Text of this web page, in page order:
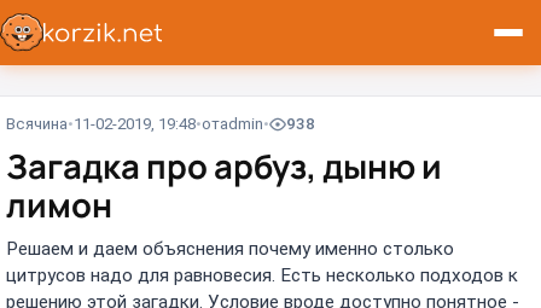
Всячина 11-02-2019, 19:48 отadmin 938
Загадка про арбуз, дыню и
лимон
Решаем и даем объяснения почему именно столько
цитрусов надо для равновесия. Есть несколько подходов к
решению этой загадки. Условие вроде доступно понятное -